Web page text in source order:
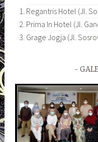
Regantris Hotel (Jl.
Prima In Hotel (Jl.
Grage Jogja (Jl.